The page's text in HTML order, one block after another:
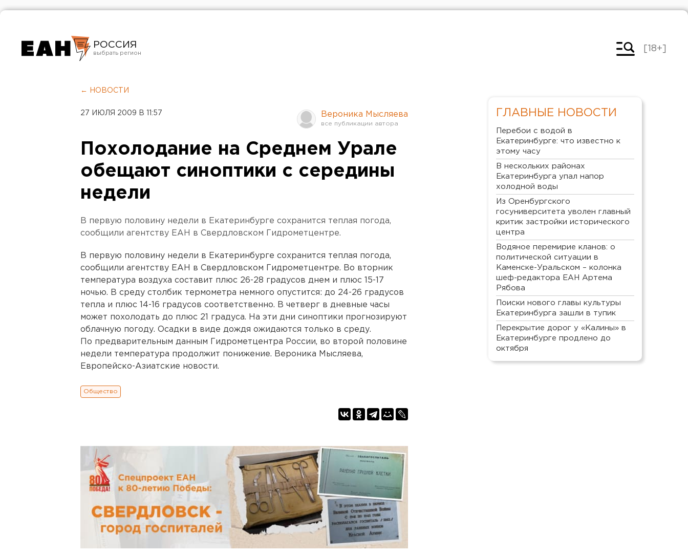
РОССИЯ
Челябинск
[18+]
← НОВОСТИ
27 ИЮЛЯ 2009 В 11:57 Вероника Мысляева
Похолодание на Среднем Урале
обещают синоптики с середины
недели
В первую половину недели в Екатеринбурге сохранится теплая погода,
сообщили агентству ЕАН в Свердловском Гидрометцентре.
В первую половину недели в Екатеринбурге сохранится теплая погода,
сообщили агентству ЕАН в Свердловском Гидрометцентре. Во вторник
температура воздуха составит плюс 26-28 градусов днем и плюс 15-17
ночью. В среду столбик термометра немного опустится: до 24-26 градусов
тепла и плюс 14-16 градусов соответственно. В четверг в дневные часы
может похолодать до плюс 21 градуса. На эти дни синоптики прогнозируют
облачную погоду. Осадки в виде дождя ожидаются только в среду.
По предварительным данным Гидрометцентра России, во второй половине
недели температура продолжит понижение. Вероника Мысляева,
Европейско-Азиатские новости.
Общество
ГЛАВНЫЕ НОВОСТИ
Перебои с водой в
Екатеринбурге: что известно к
этому часу
В нескольких районах
Екатеринбурга упал напор
холодной воды
Из Оренбургского
госуниверситета уволен главный
критик застройки исторического
центра
Водяное перемирие кланов: о
политической ситуации в
Каменске-Уральском – колонка
шеф-редактора ЕАН Артема
Рябова
Поиски нового главы культуры
Екатеринбурга зашли в тупик
Перекрытие дорог у «Калины» в
Екатеринбурге продлено до
октября